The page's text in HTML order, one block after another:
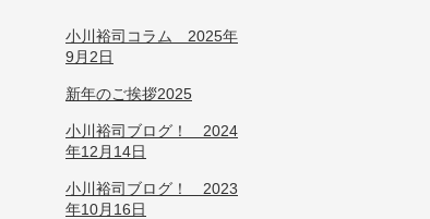
小川裕司コラム 2025年
9月2日
新年のご挨拶2025
小川裕司ブログ！ 2024
年12月14日
小川裕司ブログ！ 2023
年10月16日